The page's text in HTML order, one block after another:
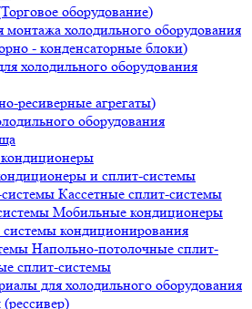
оборудование)
монтажа холодильного оборудования
- конденсаторные блоки)
холодильного оборудования
ресиверные агрегаты)
оборудования
и сплит-системы
Кассетные сплит-системы
Мобильные кондиционеры
кондиционирования
Напольно-потолочные сплит-
сплит-системы
для холодильного оборудования